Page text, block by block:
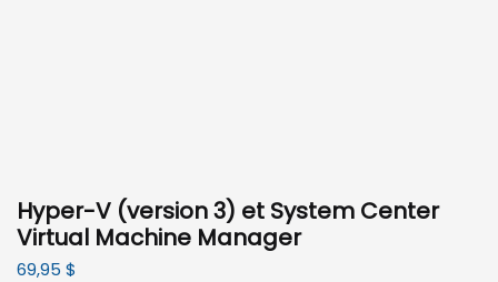
Hyper-V (version 3) et System Center
Virtual Machine Manager
69,95 $